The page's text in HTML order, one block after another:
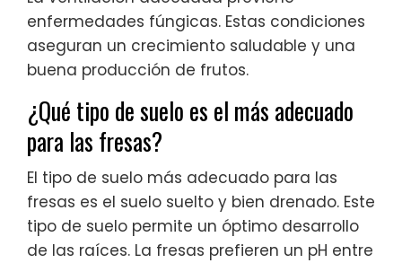
enfermedades fúngicas. Estas condiciones
aseguran un crecimiento saludable y una
buena producción de frutos.
¿Qué tipo de suelo es el más adecuado
para las fresas?
El tipo de suelo más adecuado para las
fresas es el suelo suelto y bien drenado. Este
tipo de suelo permite un óptimo desarrollo
de las raíces. La fresas prefieren un pH entre